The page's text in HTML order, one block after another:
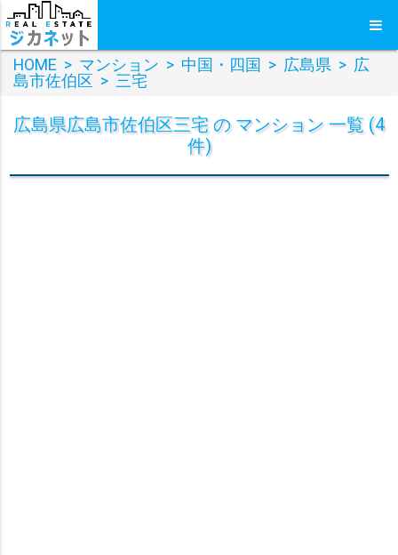
HOME > マンション > 中国・四国 > 広島県 > 広
島市佐伯区 > 三宅
広島県広島市佐伯区三宅 の マンション 一覧 (4
件)